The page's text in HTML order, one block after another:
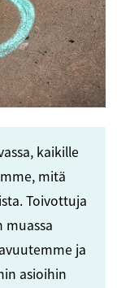
kaikille
mitä
Toivottuja
muassa
ja
asioihin